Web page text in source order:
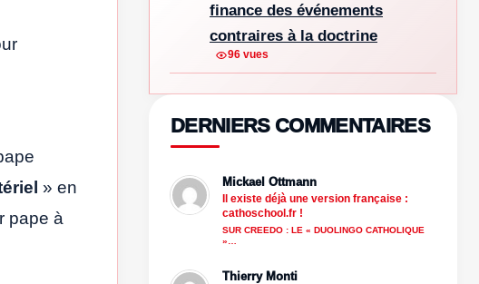
» en
pape à
finance des événements
contraires à la doctrine
96 vues
DERNIERS COMMENTAIRES
Mickael Ottmann
Il existe déjà une version française :
cathoschool.fr !
SUR CREEDO : LE « DUOLINGO CATHOLIQUE
»…
Thierry Monti